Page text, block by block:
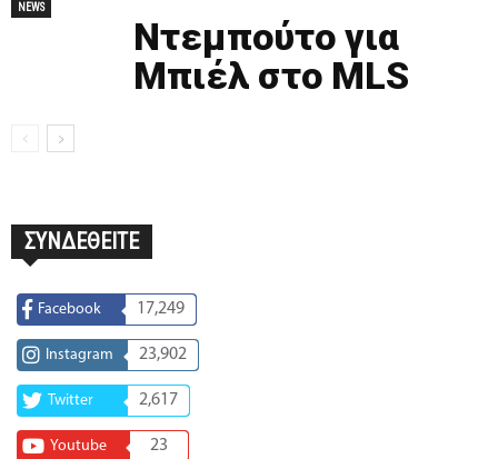
NEWS
Ντεμπούτο για
Μπιέλ στο MLS
ΣΥΝΔΕΘΕΙΤΕ
Facebook 17,249
Instagram 23,902
Twitter 2,617
Youtube 23